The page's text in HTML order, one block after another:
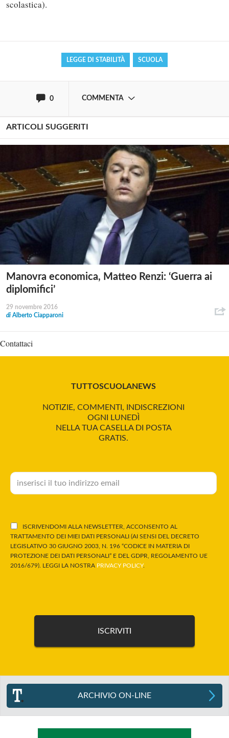
scolastica).
LEGGE DI STABILITÀ SCUOLA
0 COMMENTA
ARTICOLI SUGGERITI
Manovra economica, Matteo Renzi: ‘Guerra ai
diplomifici’
29 novembre 2016
di Alberto Ciapparoni
Contattaci
TUTTOSCUOLANEWS
NOTIZIE, COMMENTI, INDISCREZIONI
OGNI LUNEDÌ
NELLA TUA CASELLA DI POSTA
GRATIS.
ISCRIVENDOMI ALLA NEWSLETTER, ACCONSENTO AL
TRATTAMENTO DEI MIEI DATI PERSONALI (AI SENSI DEL DECRETO
LEGISLATIVO 30 GIUGNO 2003, N. 196 “CODICE IN MATERIA DI
PROTEZIONE DEI DATI PERSONALI” E DEL GDPR, REGOLAMENTO UE
2016/679). LEGGI LA NOSTRA PRIVACY POLICY.
ARCHIVIO ON-LINE